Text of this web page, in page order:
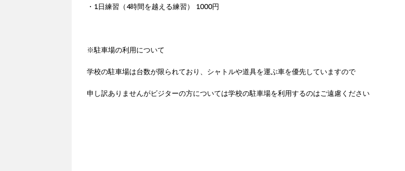
・1日練習（4時間を越える練習） 1000円
※駐車場の利用について
学校の駐車場は台数が限られており、シャトルや道具を運ぶ車を優先していますので
申し訳ありませんがビジターの方については学校の駐車場を利用するのはご遠慮ください